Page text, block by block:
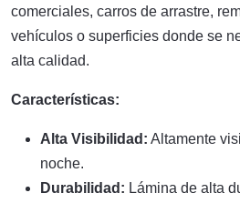
comerciales, carros de arrastre,
vehículos o superficies donde se
alta calidad.
Características:
Alta Visibilidad: Altamente
noche.
Durabilidad: Lámina de alta